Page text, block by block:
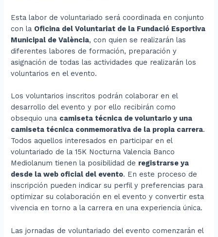
Esta labor de voluntariado será coordinada en conjunto
con la Oficina del Voluntariat de la Fundació Esportiva
Municipal de València, con quien se realizarán las
diferentes labores de formación, preparación y
asignación de todas las actividades que realizarán los
voluntarios en el evento.
Los voluntarios inscritos podrán colaborar en el
desarrollo del evento y por ello recibirán como
obsequio una camiseta técnica de voluntario y una
camiseta técnica conmemorativa de la propia carrera.
Todos aquellos interesados en participar en el
voluntariado de la 15K Nocturna Valencia Banco
Mediolanum tienen la posibilidad de registrarse ya
desde la web oficial del evento. En este proceso de
inscripción pueden indicar su perfil y preferencias para
optimizar su colaboración en el evento y convertir esta
vivencia en torno a la carrera en una experiencia única.
Las jornadas de voluntariado del evento comenzarán el